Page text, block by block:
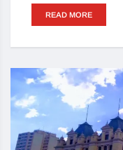
READ MORE